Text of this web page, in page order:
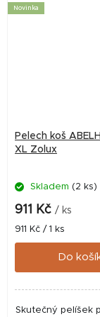
Novinka
Pelech koš
XL Zolux
Skladem (2 ks)
911 Kč / ks
Měrná
cena:
911 Kč / 1 ks
Do
Skutečný pelíšek